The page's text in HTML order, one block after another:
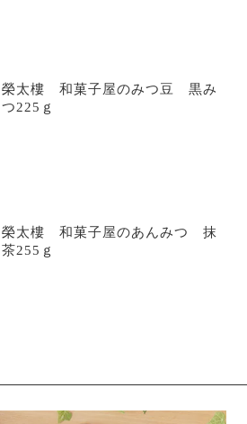
榮太樓 和菓子屋のみつ豆 黒み
つ225ｇ
榮太樓 和菓子屋のあんみつ 抹
茶255ｇ